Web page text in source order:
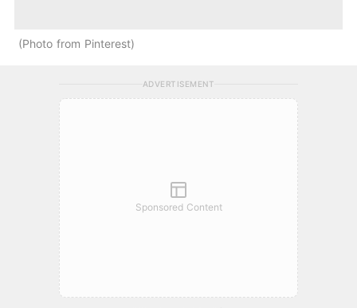
Photo from Pinterest
ADVERTISEMENT
Sponsored Content